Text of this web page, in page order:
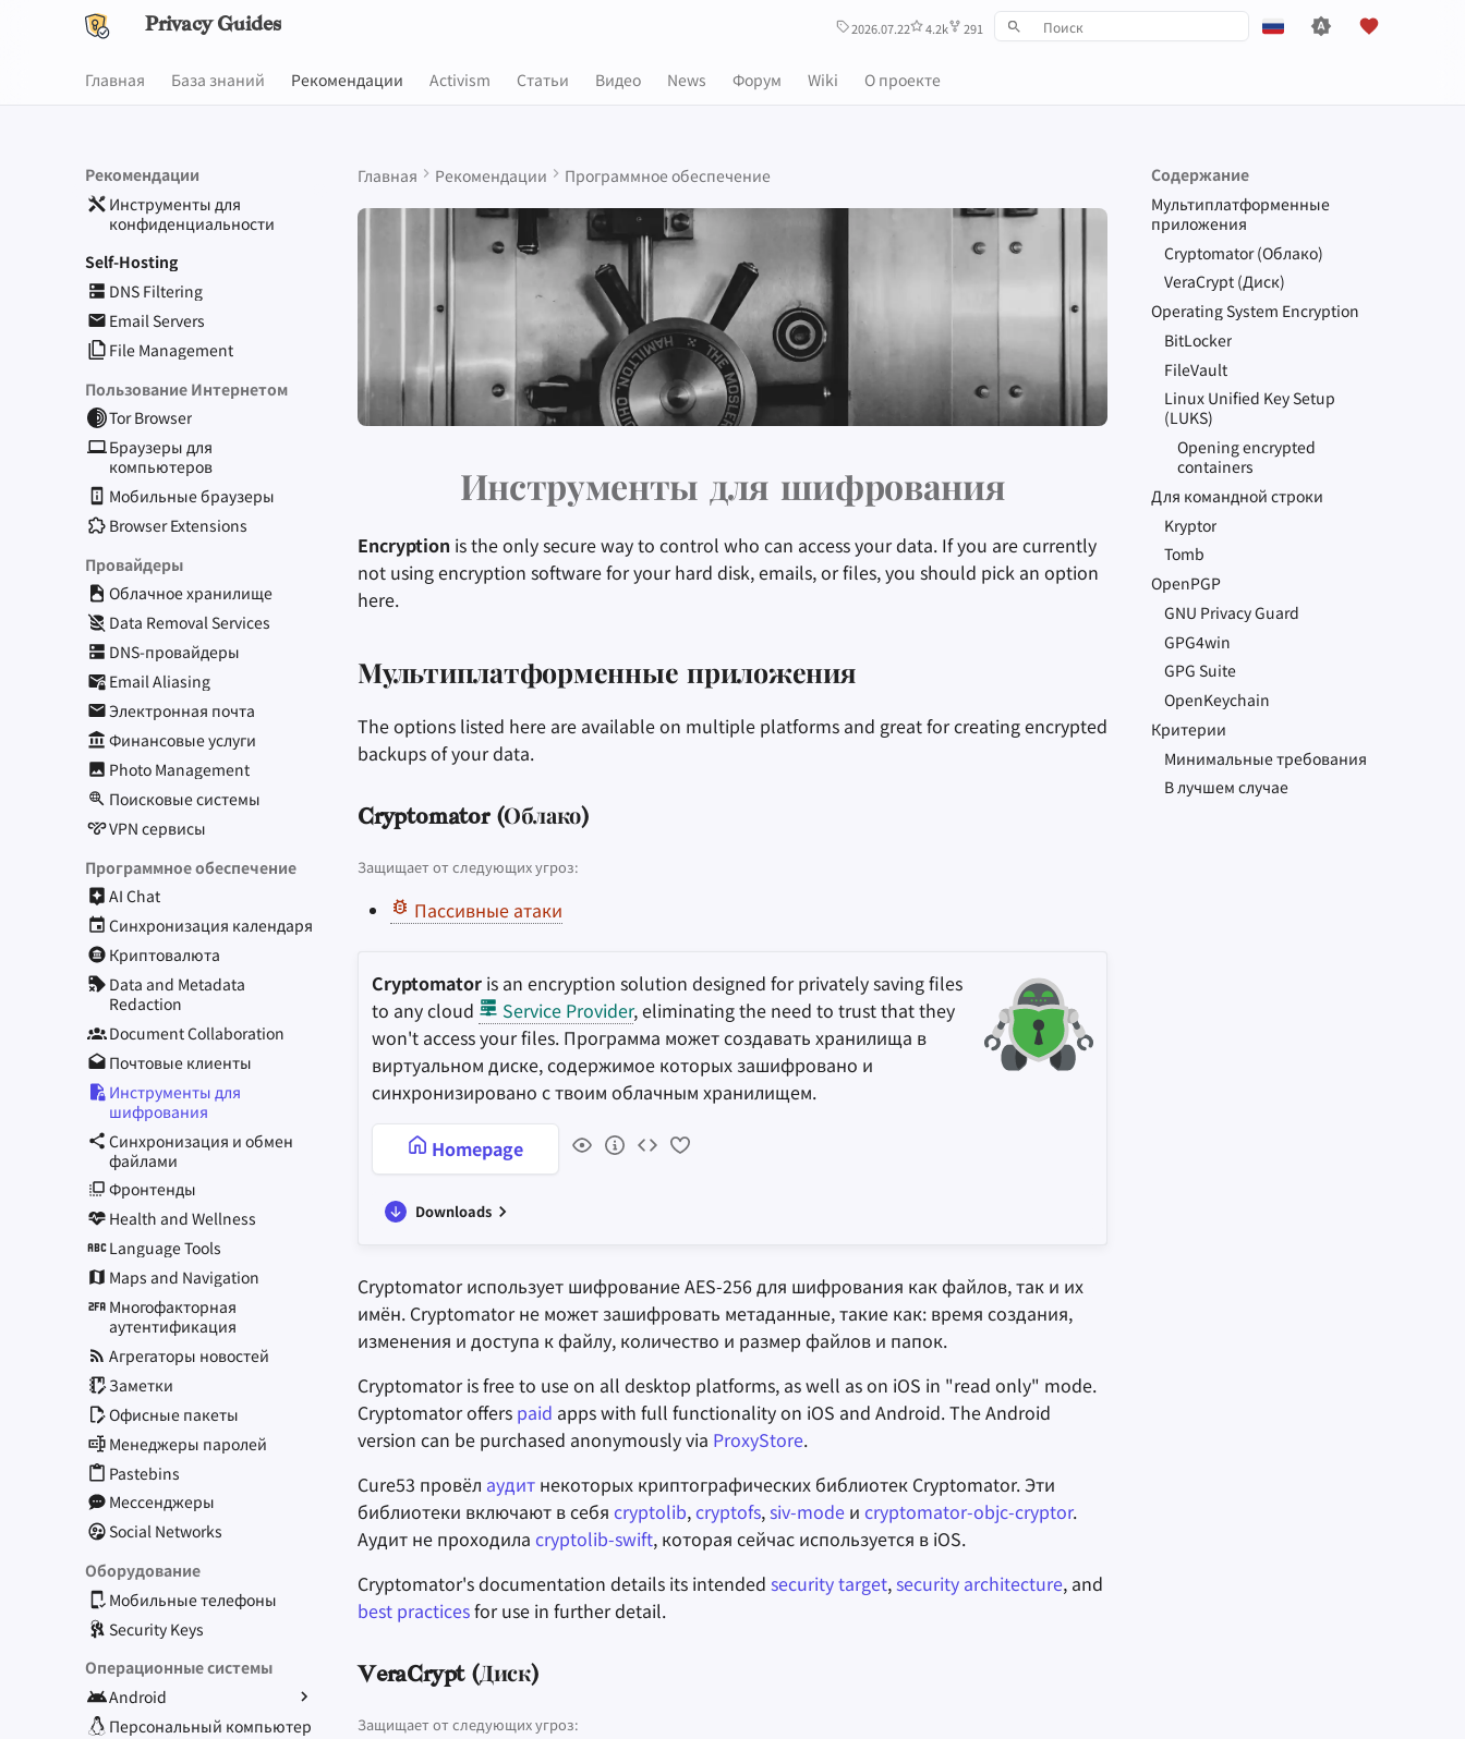
Privacy Guides 2026.07.22 4.2k 291
Italiano
Nederlands
中文 (繁體)
中文 (繁體，台灣)
Русский
Главная База знаний Рекомендации Activism Статьи Видео News Форум Wiki О проекте
Рекомендации
Инструменты для
конфиденциальности
Self-Hosting
DNS Filtering
Email Servers
File Management
Пользование Интернетом
Tor Browser
Браузеры для
компьютеров
Мобильные браузеры
Browser Extensions
Провайдеры
Облачное хранилище
Data Removal Services
DNS-провайдеры
Email Aliasing
Электронная почта
Финансовые услуги
Photo Management
Поисковые системы
VPN сервисы
Программное обеспечение
AI Chat
Синхронизация календаря
Криптовалюта
Data and Metadata
Redaction
Document Collaboration
Почтовые клиенты
Инструменты для
шифрования
Синхронизация и обмен
файлами
Фронтенды
Health and Wellness
Language Tools
Maps and Navigation
Многофакторная
аутентификация
Агрегаторы новостей
Заметки
Офисные пакеты
Менеджеры паролей
Pastebins
Мессенджеры
Social Networks
Оборудование
Мобильные телефоны
Security Keys
Операционные системы
Android
Alternative Distributions
Персональный компьютер
Содержание
Мультиплатформенные
приложения
Cryptomator (Облако)
VeraCrypt (Диск)
Operating System Encryption
BitLocker
FileVault
Linux Unified Key Setup
(LUKS)
Opening encrypted
containers
Для командной строки
Kryptor
Tomb
OpenPGP
GNU Privacy Guard
GPG4win
GPG Suite
OpenKeychain
Критерии
Минимальные требования
В лучшем случае
Главная Рекомендации Программное обеспечение
Инструменты для шифрования
Encryption is the only secure way to control who can access your data. If you are currently
not using encryption software for your hard disk, emails, or files, you should pick an option
here.
Мультиплатформенные приложения
The options listed here are available on multiple platforms and great for creating encrypted
backups of your data.
Cryptomator (Облако)
Защищает от следующих угроз:
Пассивные атаки
Cryptomator is an encryption solution designed for privately saving files
to any cloud
Service Provider, eliminating the need to trust that they
won't access your files. Программа может создавать хранилища в
виртуальном диске, содержимое которых зашифровано и
синхронизировано с твоим облачным хранилищем.
Homepage
Downloads
Cryptomator использует шифрование AES-256 для шифрования как файлов, так и их
имён. Cryptomator не может зашифровать метаданные, такие как: время создания,
изменения и доступа к файлу, количество и размер файлов и папок.
Cryptomator is free to use on all desktop platforms, as well as on iOS in "read only" mode.
Cryptomator offers paid apps with full functionality on iOS and Android. The Android
version can be purchased anonymously via ProxyStore.
Cure53 провёл аудит некоторых криптографических библиотек Cryptomator. Эти
библиотеки включают в себя cryptolib,cryptofs,siv-mode и cryptomator-objc-cryptor.
Аудит не проходила cryptolib-swift, которая сейчас используется в iOS.
Cryptomator's documentation details its intended security target,security architecture, and
best practicesfor use in further detail.
VeraCrypt (Диск)
Защищает от следующих угроз: